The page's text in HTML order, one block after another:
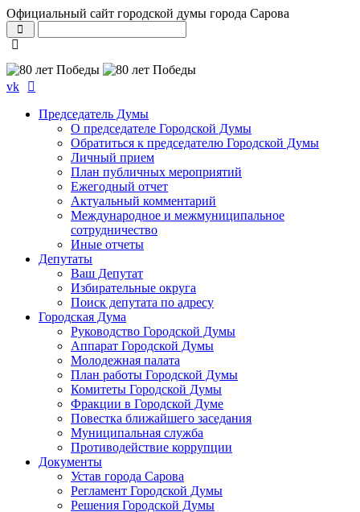
Официальный сайт городской думы города Сарова
vk
Председатель Думы
О председателе Городской Думы
Обратиться к председателю Городской Думы
Личный прием
План публичных мероприятий
Ежегодный отчет
Актуальный комментарий
Международное и межмуниципальное
сотрудничество
Иные отчеты
Депутаты
Ваш Депутат
Избирательные округа
Поиск депутата по адресу
Городская Дума
Руководство Городской Думы
Аппарат Городской Думы
Молодежная палата
План работы Городской Думы
Комитеты Городской Думы
Фракции в Городской Думе
Повестка ближайшего заседания
Муниципальная служба
Противодействие коррупции
Документы
Устав города Сарова
Регламент Городской Думы
Решения Городской Думы